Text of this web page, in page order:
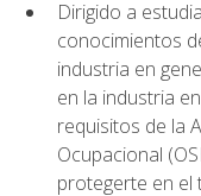
Dirigido a
conocimientos
industria en
en la industria
requisitos de la
Ocupacional
protegerte en el